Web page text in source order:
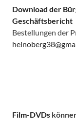
Download der
Geschäftsbericht
Bestellungen der
Film-DVDs